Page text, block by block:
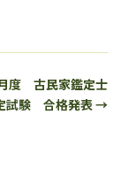
度 古民家鑑定士
試験 合格発表 →